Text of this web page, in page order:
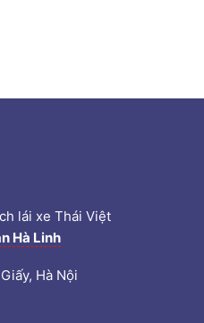
lái xe Thái Việt
Hà Linh
Hà Nội